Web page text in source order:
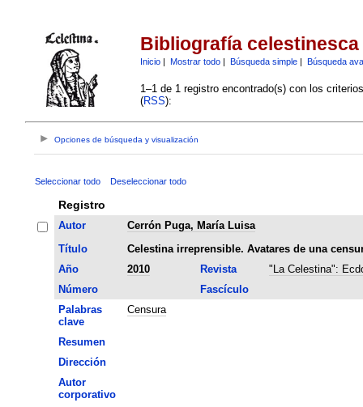
Bibliografía celestinesca
Inicio| Mostrar todo| Búsqueda simple| Búsqueda
1–1 de 1 registro encontrado(s) con los
(RSS):
Opciones de búsqueda y visualización
Seleccionar todo Deseleccionar todo
Registro
Autor
Cerrón Puga, María Luisa
Título
Celestina irreprensible. Avatares de una
Año
2010 Revista
"La Celestina":
Número
Fascículo
Palabras
clave
Censura
Resumen
Dirección
Autor
corporativo